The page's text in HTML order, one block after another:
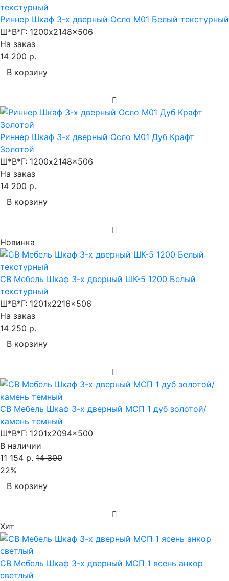
Риннер Шкаф 3-х дверный Осло М01 Белый текстурный
Ш*В*Г: 1200x2148x506
На заказ
14 200 р.
В корзину
Риннер Шкаф 3-х дверный Осло М01 Дуб Крафт
Золотой
Ш*В*Г: 1200x2148x506
На заказ
14 200 р.
В корзину
Новинка
СВ Мебель Шкаф 3-х дверный ШК-5 1200 Белый
текстурный
Ш*В*Г: 1201x2216x506
На заказ
14 250 р.
В корзину
СВ Мебель Шкаф 3-х дверный МСП 1 дуб золотой/
камень темный
Ш*В*Г: 1201x2094x500
В наличии
11 154 р. 14 300
22%
В корзину
Хит
СВ Мебель Шкаф 3-х дверный МСП 1 ясень анкор
светлый